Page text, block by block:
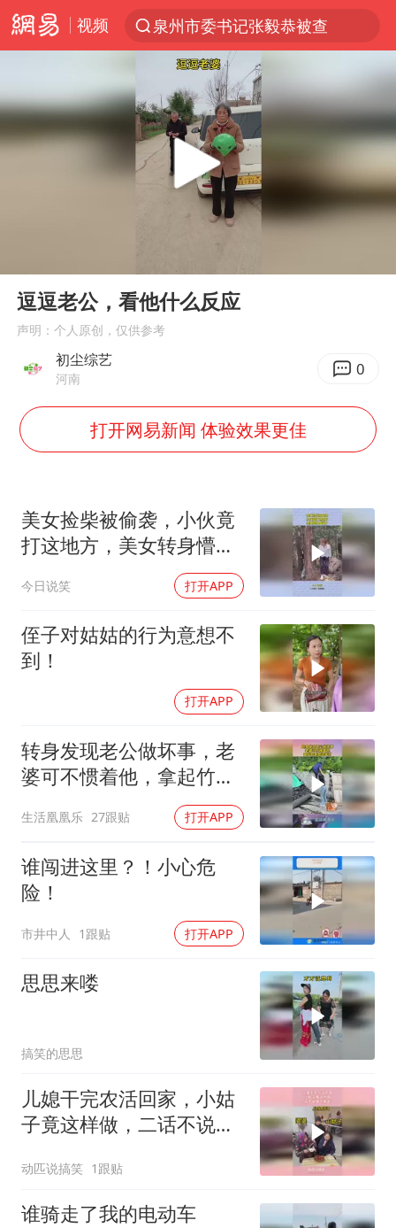
视频
泉州市委书记张毅恭被查
秘鲁和墨西哥宣布恢复外交关系
中医教你一招提升气血
美联储9月还敢加息吗
胡彦斌韩磊 谁帮谁
“新疆阿勒泰八月能滑雪”不实
名创优品回应女子吐槽内裤质量差
秋天的第一杯奶茶到底有多火
飞机票免费退改真的来了
夯实基础开新局
Play
逗逗老公，看他什么反应
声明：个人原创，仅供参考
初尘综艺
河南 0
打开网易新闻 体验效果更佳
美女捡柴被偷袭，小伙竟
打这地方，美女转身懵逼
今日说笑 打开APP
侄子对姑姑的行为意想不
到！
打开APP
转身发现老公做坏事，老
婆可不惯着他，拿起竹条
生活凰凰乐 27跟贴 打开APP
谁闯进这里？！小心危
险！
市井中人 1跟贴 打开APP
思思来喽
搞笑的思思
儿媳干完农活回家，小姑
子竟这样做，二话不说掉
动匹说搞笑 1跟贴
谁骑走了我的电动车